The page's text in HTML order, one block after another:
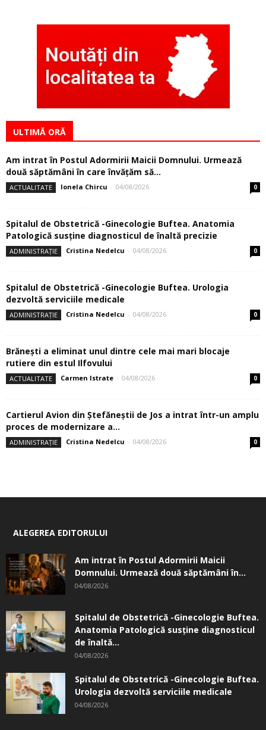
ULTIMĂ ORĂ
Am intrat în Postul Adormirii Maicii Domnului. Urmează
două săptămâni în care învăţăm să...
ACTUALITATE Ionela Chircu - 04/08/2026 0
Spitalul de Obstetrică -Ginecologie Buftea. Anatomia
Patologică susţine diagnosticul de înaltă precizie
ADMINISTRAȚIE Cristina Nedelcu - 04/08/2026 0
Spitalul de Obstetrică -Ginecologie Buftea. Urologia
dezvoltă serviciile medicale
ADMINISTRAȚIE Cristina Nedelcu - 04/08/2026 0
Brănești a eliminat unul dintre cele mai mari blocaje
rutiere din estul Ilfovului
ACTUALITATE Carmen Istrate - 04/08/2026 0
Cartierul Avion din Ştefăneştii de Jos a intrat într-un amplu
proces de modernizare a...
ADMINISTRAȚIE Cristina Nedelcu - 04/08/2026 0
ALEGEREA EDITORULUI
Am intrat în Postul Adormirii Maicii
Domnului. Urmează două săptămâni în...
04/08/2026
Spitalul de Obstetrică -Ginecologie Buftea.
Anatomia Patologică susţine diagnosticul
de înaltă...
04/08/2026
Spitalul de Obstetrică -Ginecologie Buftea.
Urologia dezvoltă serviciile medicale
04/08/2026